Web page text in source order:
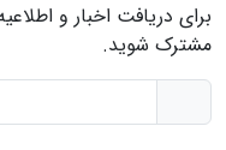
برای دریافت اخبار و
مشترک شوید.